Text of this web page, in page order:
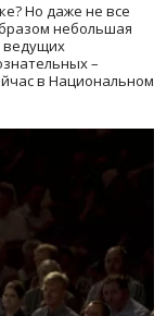
Но даже не все
небольшая
ведущих
–
в Национальном